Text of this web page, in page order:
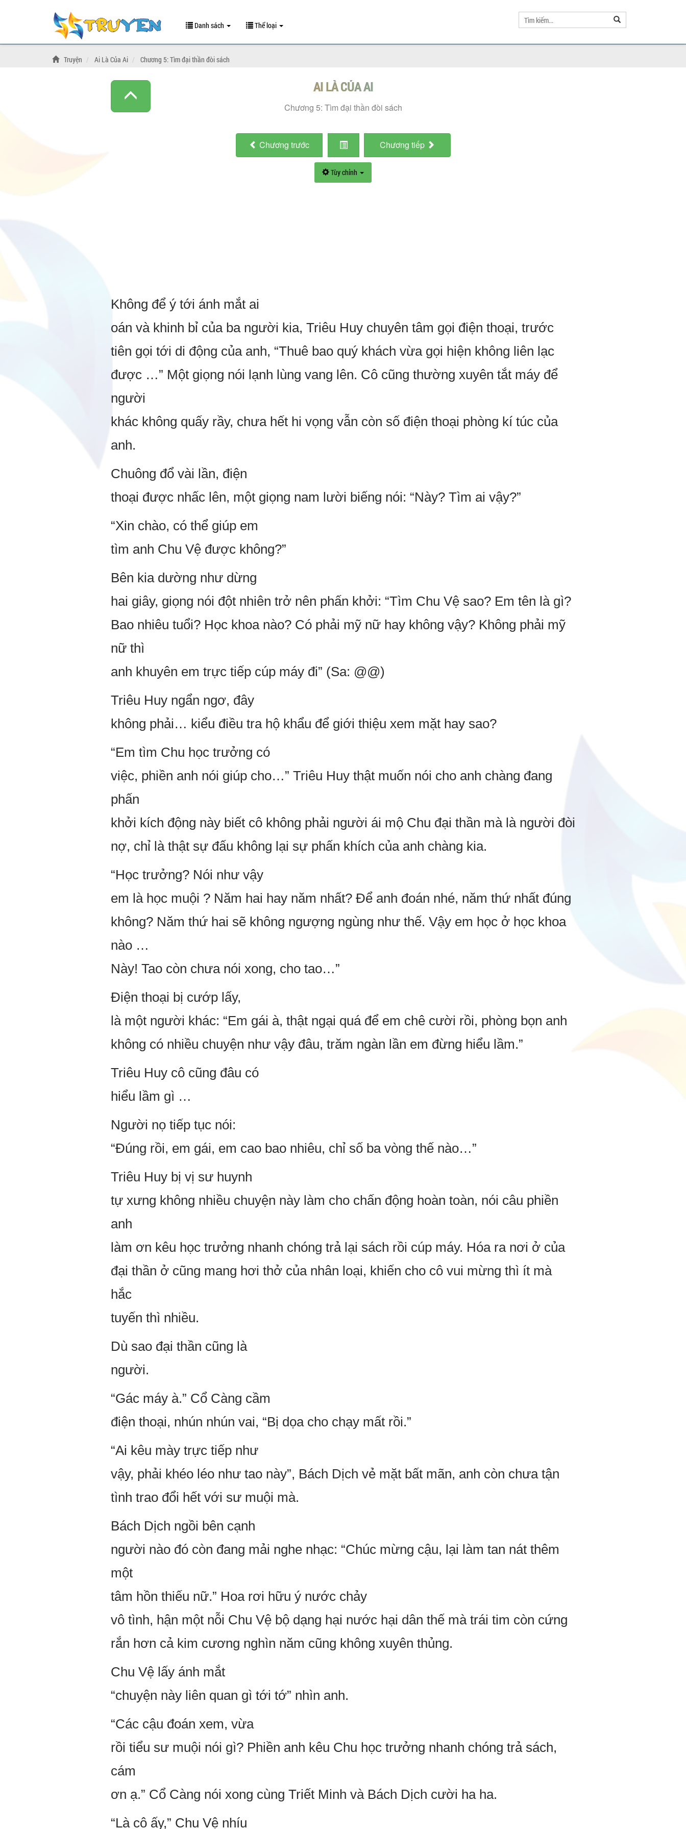
Danh sách Thể loại
Truyện Ai Là Của Ai Chương 5: Tìm đại thần đòi sách
AI LÀ CỦA AI
Chương 5: Tìm đại thần đòi sách
Chương trước Chương tiếp
Tùy chỉnh
Không để ý tới ánh mắt ai
oán và khinh bỉ của ba người kia, Triêu Huy chuyên tâm gọi điện thoại, trước
tiên gọi tới di động của anh, “Thuê bao quý khách vừa gọi hiện không liên lạc
được …” Một giọng nói lạnh lùng vang lên. Cô cũng thường xuyên tắt máy để
người
khác không quấy rầy, chưa hết hi vọng vẫn còn số điện thoại phòng kí túc của
anh.
Chuông đổ vài lần, điện
thoại được nhấc lên, một giọng nam lười biếng nói: “Này? Tìm ai vậy?”
“Xin chào, có thể giúp em
tìm anh Chu Vệ được không?”
Bên kia dường như dừng
hai giây, giọng nói đột nhiên trở nên phấn khởi: “Tìm Chu Vệ sao? Em tên là gì?
Bao nhiêu tuổi? Học khoa nào? Có phải mỹ nữ hay không vậy? Không phải mỹ
nữ thì
anh khuyên em trực tiếp cúp máy đi” (Sa: @@)
Triêu Huy ngẩn ngơ, đây
không phải… kiểu điều tra hộ khẩu để giới thiệu xem mặt hay sao?
“Em tìm Chu học trưởng có
việc, phiền anh nói giúp cho…” Triêu Huy thật muốn nói cho anh chàng đang
phấn
khởi kích động này biết cô không phải người ái mộ Chu đại thần mà là người đòi
nợ, chỉ là thật sự đấu không lại sự phấn khích của anh chàng kia.
“Học trưởng? Nói như vậy
em là học muội ? Năm hai hay năm nhất? Để anh đoán nhé, năm thứ nhất đúng
không? Năm thứ hai sẽ không ngượng ngùng như thế. Vậy em học ở học khoa
nào …
Này! Tao còn chưa nói xong, cho tao…”
Điện thoại bị cướp lấy,
là một người khác: “Em gái à, thật ngại quá để em chê cười rồi, phòng bọn anh
không có nhiều chuyện như vậy đâu, trăm ngàn lần em đừng hiểu lầm.”
Triêu Huy cô cũng đâu có
hiểu lầm gì …
Người nọ tiếp tục nói:
“Đúng rồi, em gái, em cao bao nhiêu, chỉ số ba vòng thế nào…”
Triêu Huy bị vị sư huynh
tự xưng không nhiều chuyện này làm cho chấn động hoàn toàn, nói câu phiền
anh
làm ơn kêu học trưởng nhanh chóng trả lại sách rồi cúp máy. Hóa ra nơi ở của
đại thần ở cũng mang hơi thở của nhân loại, khiến cho cô vui mừng thì ít mà
hắc
tuyến thì nhiều.
Dù sao đại thần cũng là
người.
“Gác máy à.” Cổ Càng cầm
điện thoại, nhún nhún vai, “Bị dọa cho chạy mất rồi.”
“Ai kêu mày trực tiếp như
vậy, phải khéo léo như tao này”, Bách Dịch vẻ mặt bất mãn, anh còn chưa tận
tình trao đổi hết với sư muội mà.
Bách Dịch ngồi bên cạnh
người nào đó còn đang mải nghe nhạc: “Chúc mừng cậu, lại làm tan nát thêm
một
tâm hồn thiếu nữ.” Hoa rơi hữu ý nước chảy
vô tình, hận một nỗi Chu Vệ bộ dạng hại nước hại dân thế mà trái tim còn cứng
rắn hơn cả kim cương nghìn năm cũng không xuyên thủng.
Chu Vệ lấy ánh mắt
“chuyện này liên quan gì tới tớ” nhìn anh.
“Các cậu đoán xem, vừa
rồi tiểu sư muội nói gì? Phiền anh kêu Chu học trưởng nhanh chóng trả sách,
cám
ơn ạ.” Cổ Càng nói xong cùng Triết Minh và Bách Dịch cười ha ha.
“Là cô ấy,” Chu Vệ nhíu